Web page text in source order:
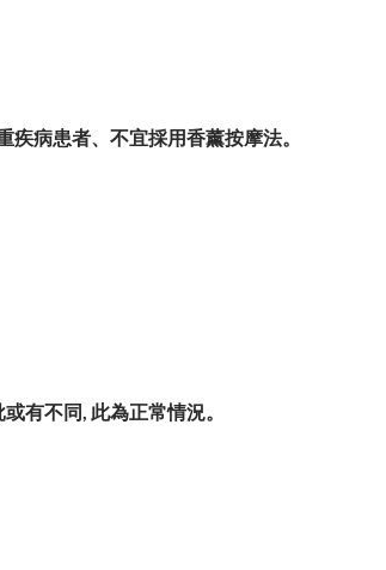
疾病患者、不宜採用香薰按摩法。
有不同, 此為正常情況。